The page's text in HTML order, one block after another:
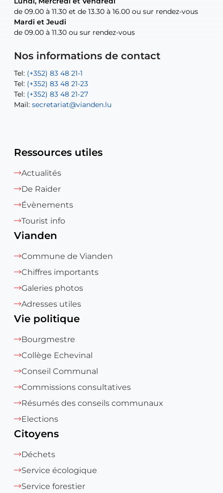
de 09.00 à 11.30 et de 13.30 à 16.00 ou sur rendez-vous
Mardi et Jeudi
de 09.00 à 11.30 ou sur rendez-vous
Nos informations de contact
Tel: (+352) 83 48 21-1
Tel: (+352) 83 48 21-23
Tel: (+352) 83 48 21-27
Mail: secretariat@vianden.lu
de 09.00 à 11.30 et de 13.30 à 16.00 ou sur rendez-vous
Mardi et Jeudi
de 09.00 à 11.30 ou sur rendez-vous
Tel: (+352) 83 48 21-20
Tel: (+352) 83 48 21-22
Mail:sofia.carvalho@vianden.lu
Mail: diane.storn@vianden.lu
Mail:recette@vianden.lu
Tel:(+352) 83 48 21-31
Tel:Permanence (Fuite d’eau) : 83 48 21 61
Ressources utiles
Actualités
De Raider
Évènements
Tourist info
Vianden
Commune de Vianden
Chiffres importants
Galeries photos
Adresses utiles
Vie politique
Bourgmestre
Collège Echevinal
Conseil Communal
Commissions consultatives
Résumés des conseils communaux
Elections
Citoyens
Déchets
Service écologique
Service forestier